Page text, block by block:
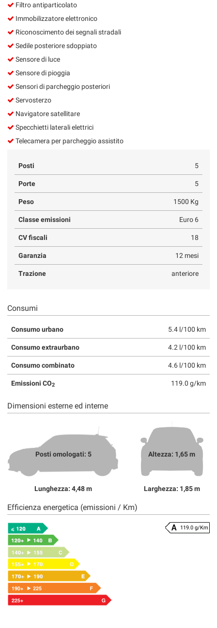
Filtro antiparticolato
Immobilizzatore elettronico
Riconoscimento dei segnali stradali
Sedile posteriore sdoppiato
Sensore di luce
Sensore di pioggia
Sensori di parcheggio posteriori
Servosterzo
Navigatore satellitare
Specchietti laterali elettrici
Telecamera per parcheggio assistito
Posti 5
Porte 5
Peso 1500 Kg
Classe emissioni Euro 6
CV fiscali 18
Garanzia 12 mesi
Trazione anteriore
Consumi
Consumo urbano 5.4 l/100 km
Consumo extraurbano 4.2 l/100 km
Consumo combinato 4.6 l/100 km
Emissioni CO2 119.0 g/km
Dimensioni esterne ed interne
Posti omologati: 5
Lunghezza: 4,48 m
Altezza: 1,65 m
Larghezza: 1,85 m
Efficienza energetica (emissioni / Km)
119.0 g/Km